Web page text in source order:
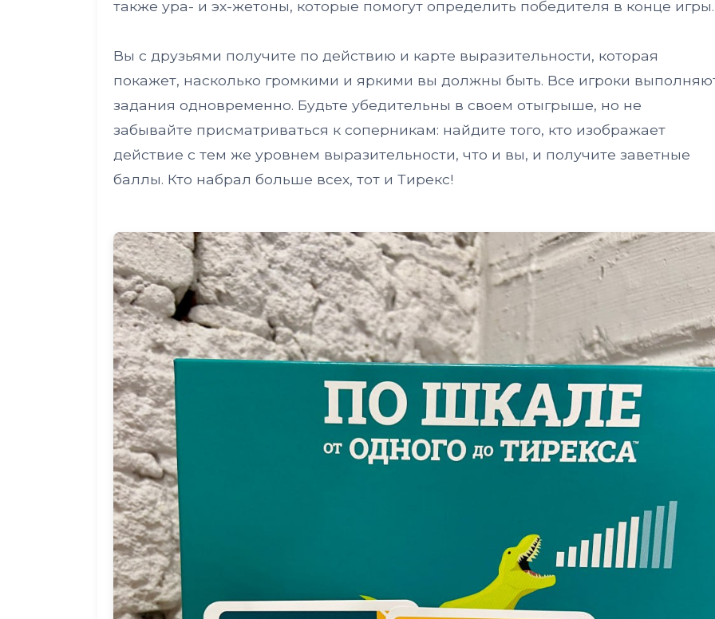
также ура- и эх-жетоны, которые помогут определить победителя в конце игры.
Вы с друзьями получите по действию и карте выразительности, которая
покажет, насколько громкими и яркими вы должны быть. Все игроки
задания одновременно. Будьте убедительны в своем отыгрыше, но не
забывайте присматриваться к соперникам: найдите того, кто изображает
действие с тем же уровнем выразительности, что и вы, и получите заветные
баллы. Кто набрал больше всех, тот и Тирекс!